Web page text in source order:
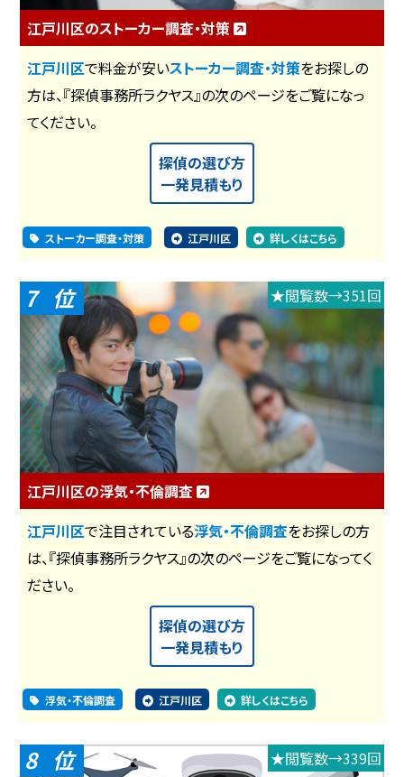
江戸川区のストーカー調査・対策
江戸川区で料金が安いストーカー調査・対策をお探しの
方は、『探偵事務所ラクヤス』の次のページをご覧になっ
てください。
探偵の選び方
一発見積もり
ストーカー調査・対策 江戸川区 詳しくはこちら
7 ★閲覧数→351回
江戸川区の浮気・不倫調査
江戸川区で注目されている浮気・不倫調査をお探しの方
は、『探偵事務所ラクヤス』の次のページをご覧になってく
ださい。
探偵の選び方
一発見積もり
浮気・不倫調査 江戸川区 詳しくはこちら
8 ★閲覧数→339回